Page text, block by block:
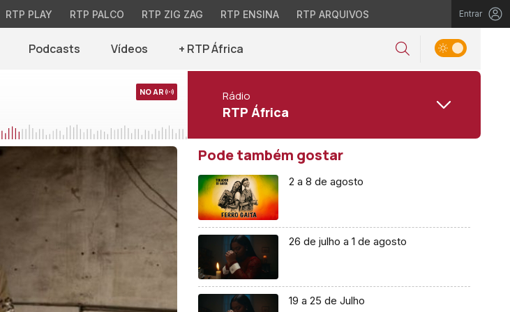
RTP PLAY RTP PALCO RTP ZIG ZAG RTP ENSINA RTP ARQUIVOS Entrar
Podcasts Vídeos + RTP África
NO AR Rádio
RTP África
Pode também gostar
2 a 8 de agosto
26 de julho a 1 de agosto
19 a 25 de Julho